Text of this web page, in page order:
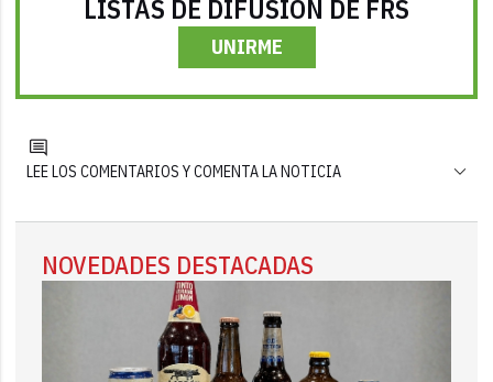
LISTAS DE DIFUSIÓN DE FRS
UNIRME
LEE LOS COMENTARIOS Y COMENTA LA NOTICIA
NOVEDADES DESTACADAS